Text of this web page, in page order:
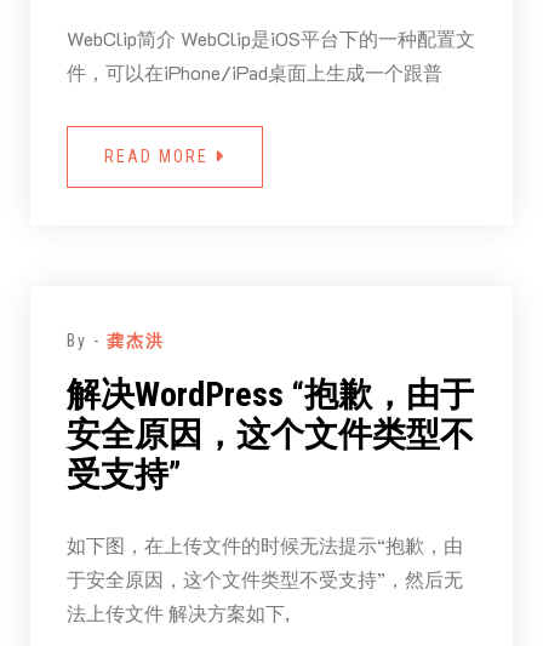
WebClip简介 WebClip是iOS平台下的一种配置文
件，可以在iPhone/iPad桌面上生成一个跟普
READ MORE
By - 龚杰洪
解决WordPress “抱歉，由于
安全原因，这个文件类型不
受支持”
如下图，在上传文件的时候无法提示“抱歉，由
于安全原因，这个文件类型不受支持”，然后无
法上传文件 解决方案如下,